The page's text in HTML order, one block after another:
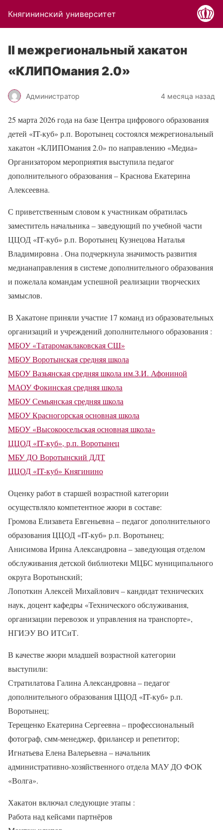
Княгининский университет
II межрегиональный хакатон
«КЛИПОмания 2.0»
Администратор 4 месяца назад
25 марта 2026 года на базе Центра цифрового образования
детей «IT-куб» р.п. Воротынец состоялся межрегиональный
хакатон «КЛИПОмания 2.0» по направлению «Медиа»
Организатором мероприятия выступила педагог
дополнительного образования – Краснова Екатерина
Алексеевна.
С приветственным словом к участникам обратилась
заместитель начальника – заведующий по учебной части
ЦЦОД «IT-куб» р.п. Воротынец Кузнецова Наталья
Владимировна . Она подчеркнула значимость развития
медианаправления в системе дополнительного образования
и пожелала командам успешной реализации творческих
замыслов.
В Хакатоне приняли участие 17 команд из образовательных
организаций и учреждений дополнительного образования :
МБОУ «Татаромаклаковская СШ»
МБОУ Воротынская средняя школа
МБОУ Вазьянская средняя школа им.З.И. Афониной
МАОУ Фокинская средняя школа
МБОУ Семьянская средняя школа
МБОУ Красногорская основная школа
МБОУ «Высокоосельская основная школа»
ЦЦОД «IT-куб», р.п. Воротынец
МБУ ДО Воротынский ДДТ
ЦЦОД «IT-куб» Княгинино
Оценку работ в старшей возрастной категории
осуществляло компетентное жюри в составе:
Громова Елизавета Евгеньевна – педагог дополнительного
образования ЦЦОД «IT-куб» р.п. Воротынец;
Анисимова Ирина Александровна – заведующая отделом
обслуживания детской библиотеки МЦБС муниципального
округа Воротынский;
Лопоткин Алексей Михайлович – кандидат технических
наук, доцент кафедры «Технического обслуживания,
организации перевозок и управления на транспорте»,
НГИЭУ ВО ИТСиТ.
В качестве жюри младшей возрастной категории
выступили:
Стратилатова Галина Александровна – педагог
дополнительного образования ЦЦОД «IT-куб» р.п.
Воротынец;
Терещенко Екатерина Сергеевна – профессиональный
фотограф, смм-менеджер, фрилансер и репетитор;
Игнатьева Елена Валерьевна – начальник
административно-хозяйственного отдела МАУ ДО ФОК
«Волга».
Хакатон включал следующие этапы :
Работа над кейсами партнёров